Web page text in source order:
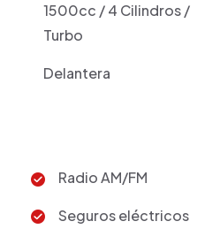
1500cc / 4 Cilindros /
Turbo
Delantera
Radio AM/FM
Seguros eléctricos